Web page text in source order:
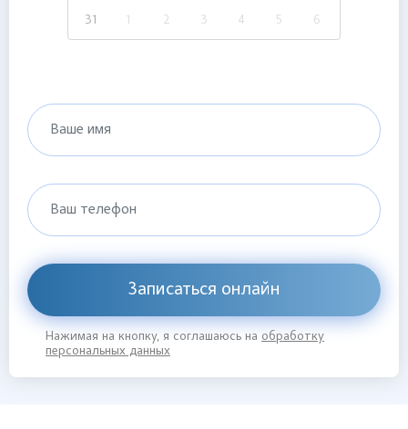
31 1 2 3 4 5 6
Ваше имя
Ваш телефон
Записаться онлайн
Нажимая на кнопку, я соглашаюсь на обработку
персональных данных